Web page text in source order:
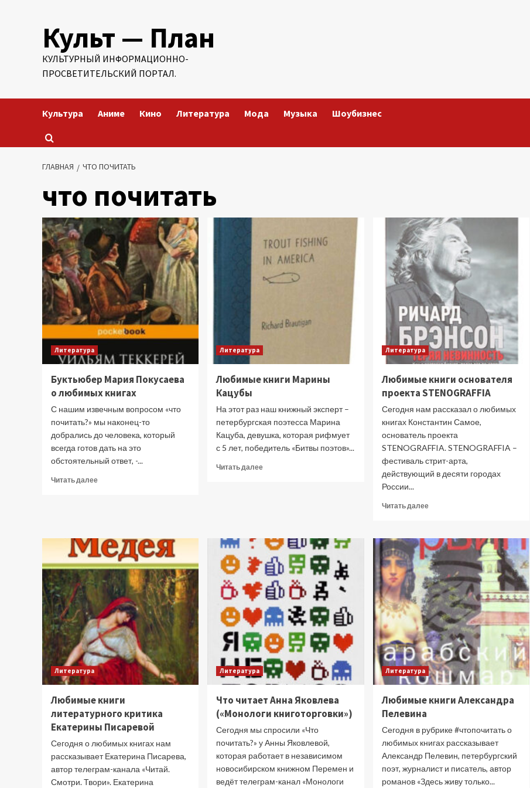
содержимомуКульт — План
КУЛЬТУРНЫЙ ИНФОРМАЦИОННО-
ПРОСВЕТИТЕЛЬСКИЙ ПОРТАЛ.
Культура Аниме Кино Литература Мода Музыка Шоубизнес
ГЛАВНАЯ ЧТО ПОЧИТАТЬ
что почитать
Литература
Буктьюбер Мария Покусаева
о любимых книгах
С нашим извечным вопросом «что
почитать?» мы наконец-то
добрались до человека, который
всегда готов дать на это
обстоятельный ответ, -...
Читать далееПрочитать
о
любимых
книгах
Литература
Любимые книги Марины
Кацубы
На этот раз наш книжный эксперт –
петербургская поэтесса Марина
Кацуба, девушка, которая рифмует
с 5 лет, победитель «Битвы поэтов»...
Читать далееПрочитать
Литература
Любимые книги основателя
проекта STENOGRAFFIA
Сегодня нам рассказал о любимых
книгах Константин Самое,
основатель проекта
STENOGRAFFIA. STENOGRAFFIA –
фестиваль стрит-арта,
действующий в десяти городах
России...
Читать далееПрочитать
Любимые
книги
основателя
проекта
STENOGRAFFIA
Литература
Любимые книги
литературного критика
Екатерины Писаревой
Сегодня о любимых книгах нам
рассказывает Екатерина Писарева,
автор телеграм-канала «Читай.
Смотри. Твори». Екатерина
Литература
Что читает Анна Яковлева
(«Монологи книготорговки»)
Сегодня мы спросили «Что
почитать?» у Анны Яковлевой,
которая работает в независимом
новосибирском книжном Перемен и
ведёт телеграм-канал «Монологи
Литература
Любимые книги Александра
Пелевина
Сегодня в рубрике #чтопочитать о
любимых книгах рассказывает
Александр Пелевин, петербургский
поэт, журналист и писатель, автор
романов «Здесь живу только...